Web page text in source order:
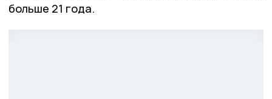
больше 21 года.